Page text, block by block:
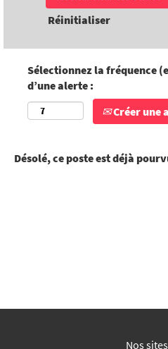
Réinitialiser
Sélectionnez la fréquence
d’une alerte :
Créer une
Désolé, ce poste est déjà
Nos